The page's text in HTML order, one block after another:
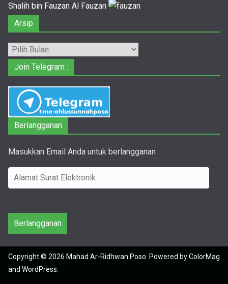
Shalih bin Fauzan Al Fauzan
Arsip
Arsip
Join Telegram :
Berlangganan
Masukkan Email Anda untuk berlangganan
l
m
t
S
u
Berlangganan
Copyright © 2026 Mahad Ar-Ridhwan Poso . Powered byColorMag
and WordPress